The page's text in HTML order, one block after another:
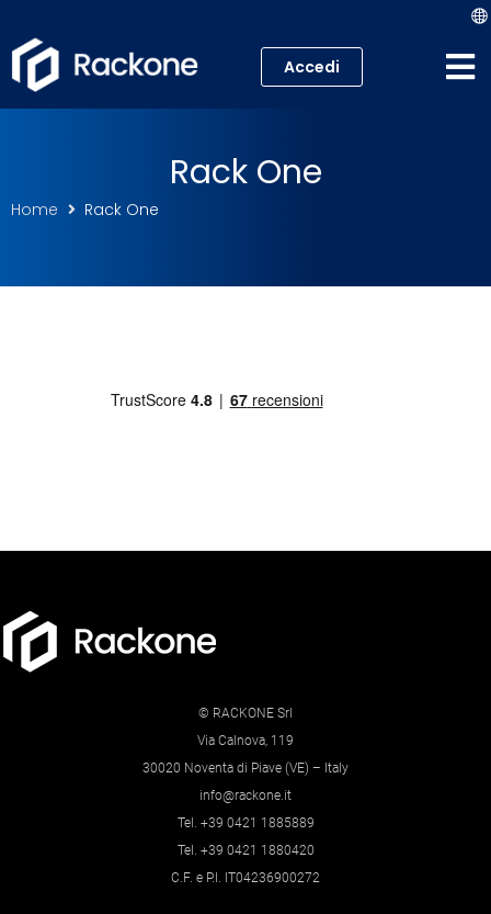
Server
Accedi
Rack One
Home Rack One
© RACKONE Srl
Via Calnova, 119
30020 Noventa di Piave (VE) – Italy
info@rackone.it
Tel. +39 0421 1885889
Tel. +39 0421 1880420
C.F. e P.I. IT04236900272